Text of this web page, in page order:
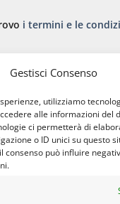
Gestisci Consenso
utilizziamo
alle informazioni del
ci permetterà di
o ID unici su questo
consenso può influire
i termini e le